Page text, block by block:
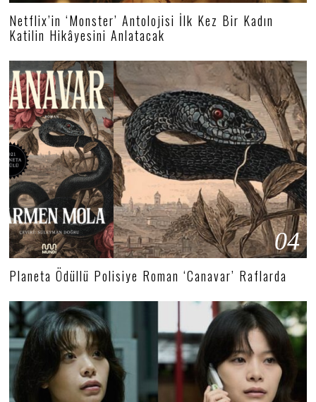
Netflix’in ‘Monster’ Antolojisi İlk Kez Bir Kadın
Katilin Hikâyesini Anlatacak
04
Planeta Ödüllü Polisiye Roman ‘Canavar’ Raflarda